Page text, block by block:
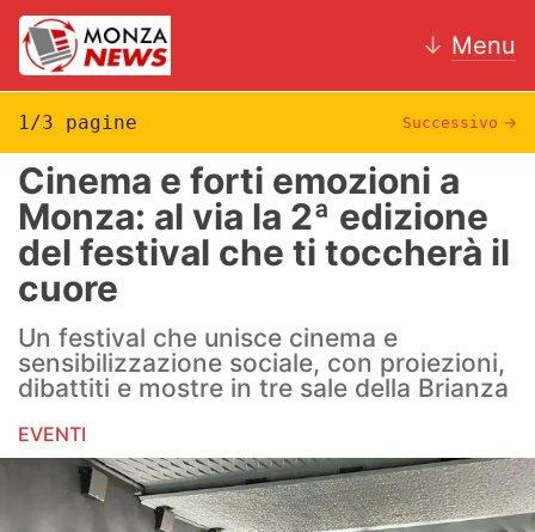
↓ Menu
News
AC Monza
Calcio
Motori
Hockey
Altri sport
1/3 pagine Successivo →
Cinema e forti emozioni a
Monza: al via la 2ª edizione
del festival che ti toccherà il
cuore
Un festival che unisce cinema e
sensibilizzazione sociale, con proiezioni,
dibattiti e mostre in tre sale della Brianza
EVENTI